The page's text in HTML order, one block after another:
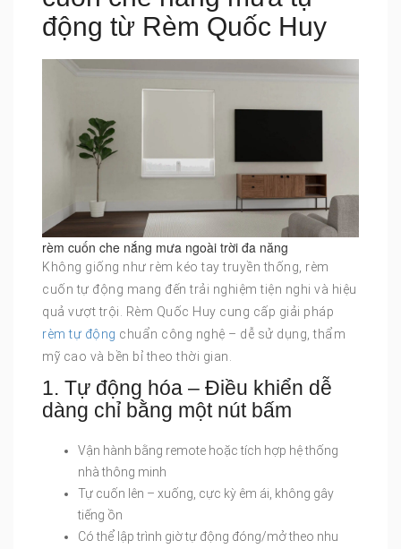
động từ Rèm Quốc Huy
rèm cuốn che nắng mưa ngoài trời đa năng
Không giống như rèm kéo tay truyền thống, rèm
cuốn tự động mang đến trải nghiệm tiện nghi và hiệu
quả vượt trội. Rèm Quốc Huy cung cấp giải pháp
rèm tự động chuẩn công nghệ – dễ sử dụng, thẩm
mỹ cao và bền bỉ theo thời gian.
1. Tự động hóa – Điều khiển dễ
dàng chỉ bằng một nút bấm
Vận hành bằng remote hoặc tích hợp hệ thống
nhà thông minh
Tự cuốn lên – xuống, cực kỳ êm ái, không gây
tiếng ồn
Có thể lập trình giờ tự động đóng/mở theo nhu